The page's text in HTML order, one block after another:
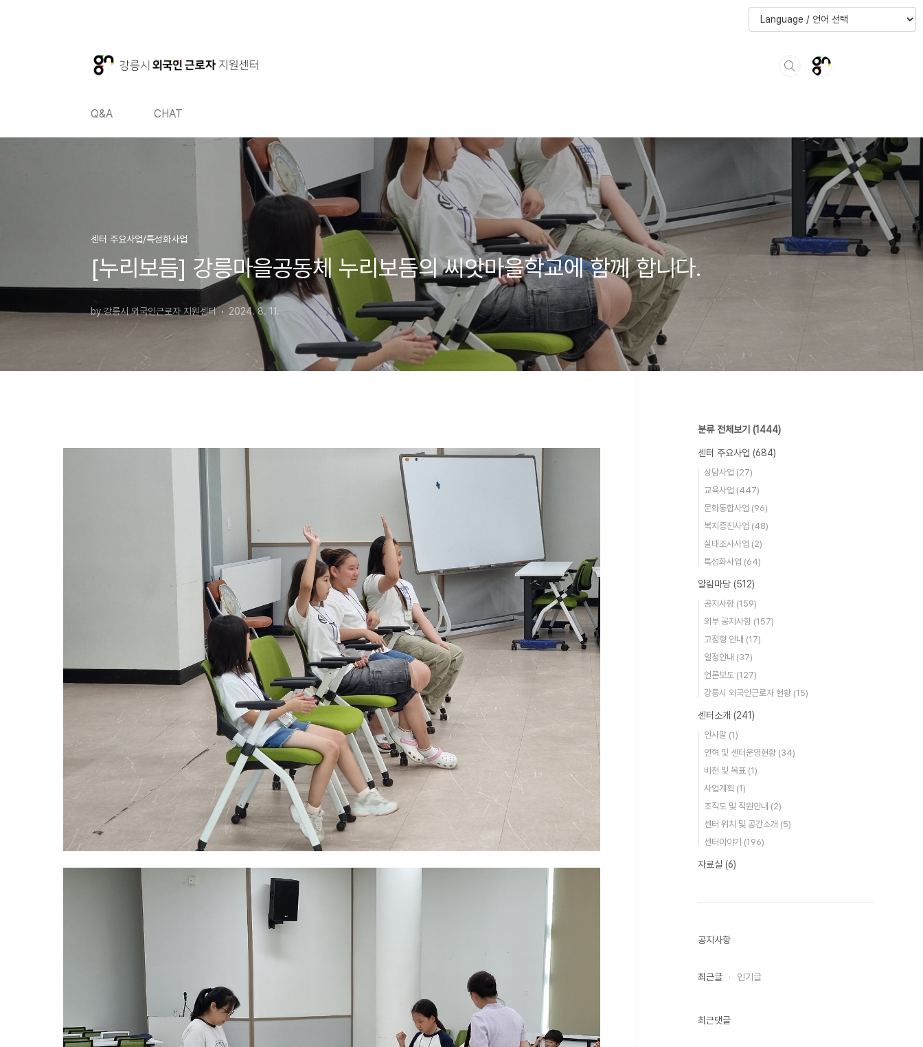
Q&A CHAT
센터 주요사업/특성화사업
[누리보듬] 강릉마을공동체 누리보듬의 씨앗마을학교에 함께 합니다.
by 강릉시 외국인근로자 지원센터 2024. 8. 11.
분류 전체보기(1444)
센터 주요사업(684)
상담사업 (27)
교육사업 (447)
문화통합사업 (96)
복지증진사업 (48)
실태조사사업 (2)
특성화사업 (64)
알림마당(512)
공지사항 (159)
외부 공지사항 (157)
고정형 안내 (17)
일정안내 (37)
언론보도 (127)
강릉시 외국인근로자 현황 (15)
센터소개(241)
인사말 (1)
연혁 및 센터운영현황 (34)
비전 및 목표 (1)
사업계획 (1)
조직도 및 직원안내 (2)
센터 위치 및 공간소개 (5)
센터이야기 (196)
자료실(6)
공지사항
최근글 인기글
최근댓글